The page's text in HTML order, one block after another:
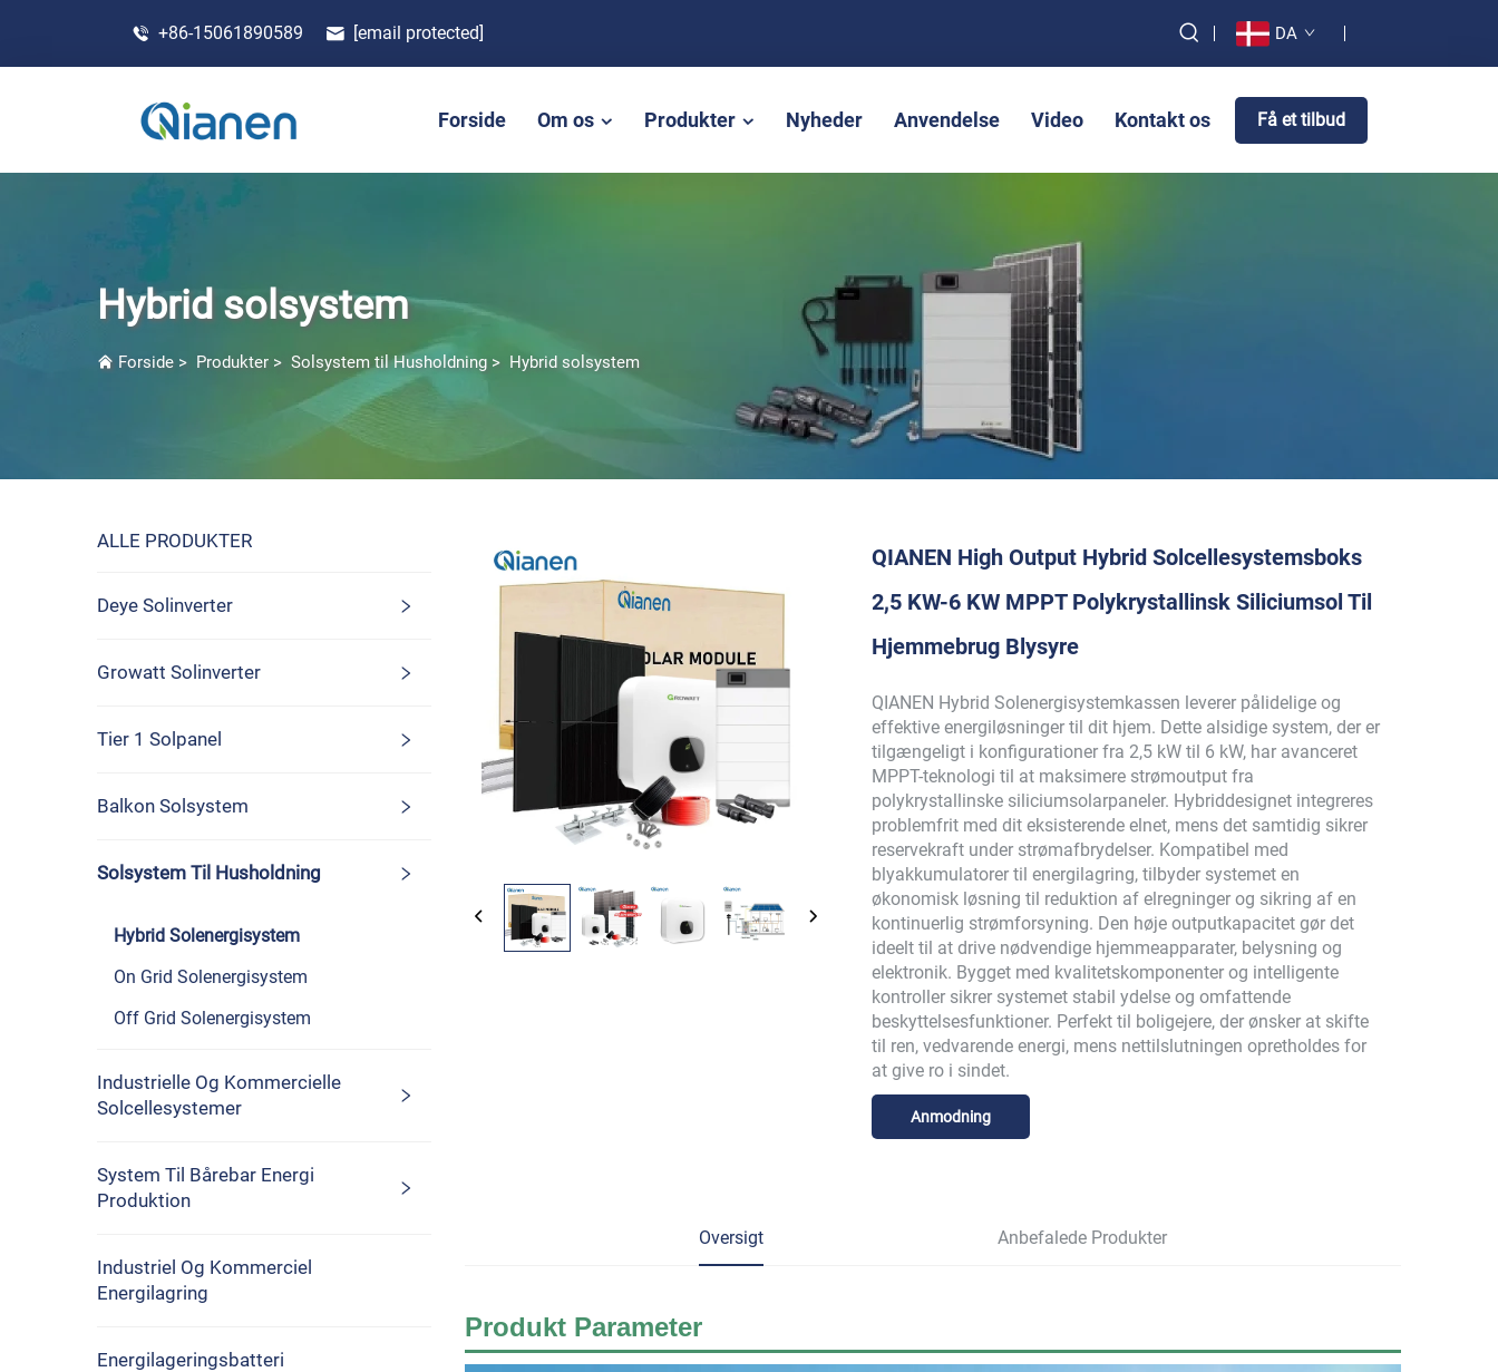
+86-15061890589 [email protected] DA
Forside Om os Produkter Nyheder Anvendelse Video Kontakt os Få et tilbud
Hybrid solsystem
Forside > Produkter > Solsystem til Husholdning > Hybrid solsystem
ALLE PRODUKTER
Deye Solinverter
Growatt Solinverter
Tier 1 Solpanel
Balkon Solsystem
Solsystem Til Husholdning
Hybrid Solenergisystem
On Grid Solenergisystem
Off Grid Solenergisystem
Industrielle Og Kommercielle
Solcellesystemer
System Til Bårebar Energi
Produktion
Industriel Og Kommerciel
Energilagring
Energilageringsbatteri
QIANEN High Output Hybrid Solcellesystemsboks
2,5 KW-6 KW MPPT Polykrystallinsk Siliciumsol Til
Hjemmebrug Blysyre
QIANEN Hybrid Solenergisystemkassen leverer pålidelige og
effektive energiløsninger til dit hjem. Dette alsidige system, der er
tilgængeligt i konfigurationer fra 2,5 kW til 6 kW, har avanceret
MPPT-teknologi til at maksimere strømoutput fra
polykrystallinske siliciumsolarpaneler. Hybriddesignet integreres
problemfrit med dit eksisterende elnet, mens det samtidig sikrer
reservekraft under strømafbrydelser. Kompatibel med
blyakkumulatorer til energilagring, tilbyder systemet en
økonomisk løsning til reduktion af elregninger og sikring af en
kontinuerlig strømforsyning. Den høje outputkapacitet gør det
ideelt til at drive nødvendige hjemmeapparater, belysning og
elektronik. Bygget med kvalitetskomponenter og intelligente
kontroller sikrer systemet stabil ydelse og omfattende
beskyttelsesfunktioner. Perfekt til boligejere, der ønsker at skifte
til ren, vedvarende energi, mens nettilslutningen opretholdes for
at give ro i sindet.
Anmodning
Oversigt Anbefalede Produkter
Produkt Parameter